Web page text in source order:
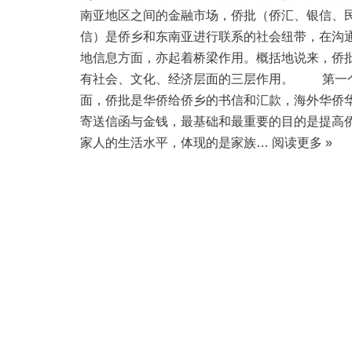
南亚地区之间的金融市场，侨批（侨汇、银信、
信）是侨乡和东南亚进行联系的社会纽带，在沟
地信息方面，亦起着桥梁作用。概括地说来，侨
有社会、文化、经济层面的三层作用。 第一
面，侨批是华侨给侨乡的书信和汇款，海外华侨
寄送信函与金钱，最基础和最重要的目的是提高
家人的生活水平，体现的是家族… 阅读更多 »